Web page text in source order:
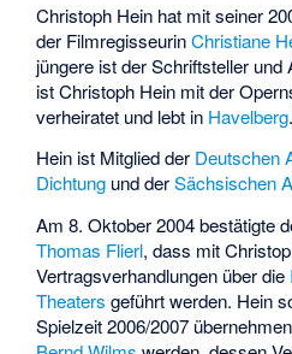
Christoph Hein hat mit seiner
der FilmregisseurinChristiane
jüngere ist der Schriftsteller
ist Christoph Hein mit der
verheiratet und lebt in Havelberg
Hein ist Mitglied der Deutschen
Dichtung und derSächsischen
Am 8. Oktober 2004 bestätigte
Thomas Flierl, dass mit
Vertragsverhandlungen über die
Theaters geführt werden. Hein
Spielzeit 2006/2007